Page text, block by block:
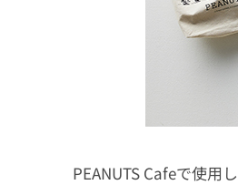
PEANUTS Cafeで使用